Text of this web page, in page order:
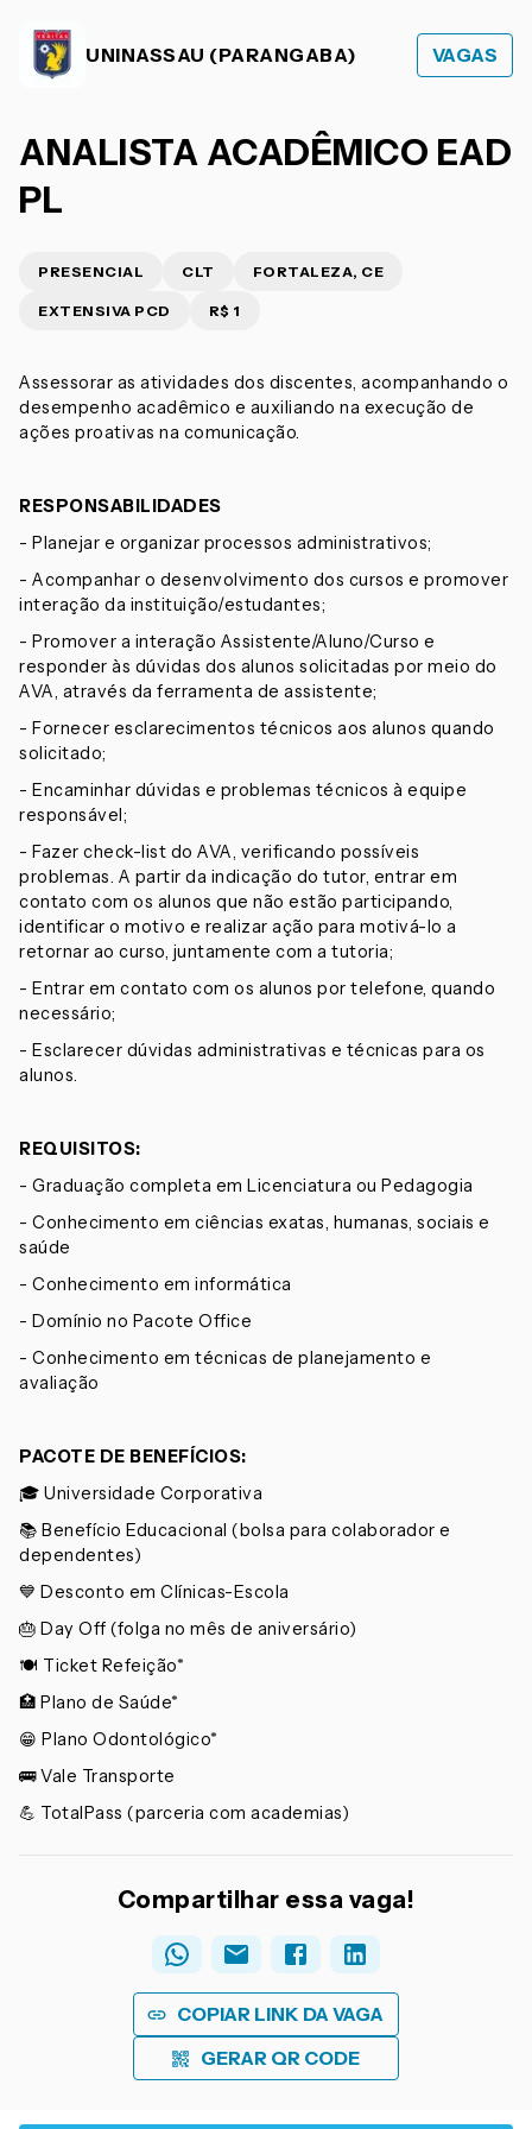
UNINASSAU (PARANGABA) VAGAS
ANALISTA ACADÊMICO EAD
PL
PRESENCIAL CLT FORTALEZA, CE
EXTENSIVA PCD R$ 1
Assessorar as atividades dos discentes, acompanhando o
desempenho acadêmico e auxiliando na execução de
ações proativas na comunicação.
RESPONSABILIDADES
- Planejar e organizar processos administrativos;
- Acompanhar o desenvolvimento dos cursos e promover
interação da instituição/estudantes;
- Promover a interação Assistente/Aluno/Curso e
responder às dúvidas dos alunos solicitadas por meio do
AVA, através da ferramenta de assistente;
- Fornecer esclarecimentos técnicos aos alunos quando
solicitado;
- Encaminhar dúvidas e problemas técnicos à equipe
responsável;
- Fazer check-list do AVA, verificando possíveis
problemas. A partir da indicação do tutor, entrar em
contato com os alunos que não estão participando,
identificar o motivo e realizar ação para motivá-lo a
retornar ao curso, juntamente com a tutoria;
- Entrar em contato com os alunos por telefone, quando
necessário;
- Esclarecer dúvidas administrativas e técnicas para os
alunos.
REQUISITOS:
- Graduação completa em Licenciatura ou Pedagogia
- Conhecimento em ciências exatas, humanas, sociais e
saúde
- Conhecimento em informática
- Domínio no Pacote Office
- Conhecimento em técnicas de planejamento e
avaliação
PACOTE DE BENEFÍCIOS:
🎓 Universidade Corporativa
📚 Benefício Educacional (bolsa para colaborador e
dependentes)
💙 Desconto em Clínicas-Escola
🎂 Day Off (folga no mês de aniversário)
🍽️ Ticket Refeição*
🏥 Plano de Saúde*
😁 Plano Odontológico*
🚌 Vale Transporte
💪 TotalPass (parceria com academias)
Compartilhar essa vaga!
COPIAR LINK DA VAGA
GERAR QR CODE